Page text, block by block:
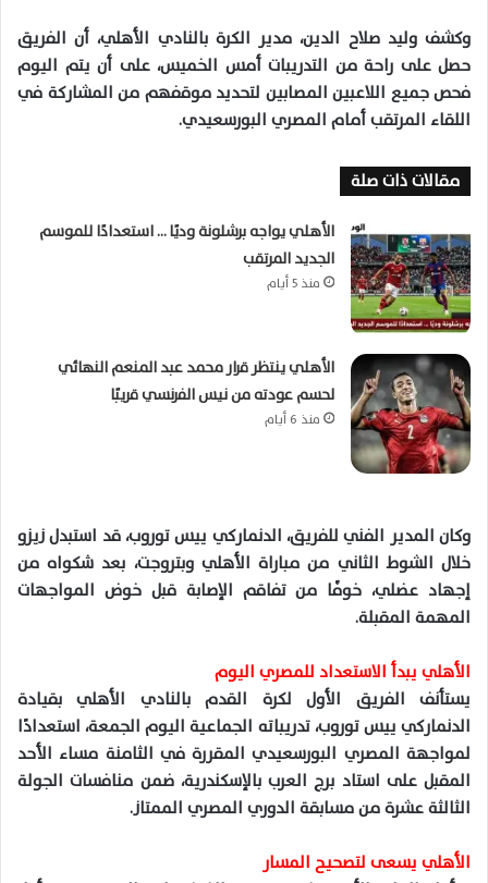
وكشف وليد صلاح الدين، مدير الكرة بالنادي الأهلي، أن الفريق
حصل على راحة من التدريبات أمس الخميس، على أن يتم اليوم
فحص جميع اللاعبين المصابين لتحديد موقفهم من المشاركة في
اللقاء المرتقب أمام المصري البورسعيدي.
مقالات ذات صلة
الأهلي يواجه برشلونة وديًا … استعدادًا للموسم
الجديد المرتقب
منذ 5 أيام
الأهلي ينتظر قرار محمد عبد المنعم النهائي
لحسم عودته من نيس الفرنسي قريبًا
منذ 6 أيام
وكان المدير الفني للفريق، الدنماركي ييس توروب، قد استبدل زيزو
خلال الشوط الثاني من مباراة الأهلي وبتروجت، بعد شكواه من
إجهاد عضلي، خوفًا من تفاقم الإصابة قبل خوض المواجهات
المهمة المقبلة.
الأهلي يبدأ الاستعداد للمصري اليوم
يستأنف الفريق الأول لكرة القدم بالنادي الأهلي بقيادة
الدنماركي ييس توروب، تدريباته الجماعية اليوم الجمعة، استعدادًا
لمواجهة المصري البورسعيدي المقررة في الثامنة مساء الأحد
المقبل على استاد برج العرب بالإسكندرية، ضمن منافسات الجولة
الثالثة عشرة من مسابقة الدوري المصري الممتاز.
الأهلي يسعى لتصحيح المسار